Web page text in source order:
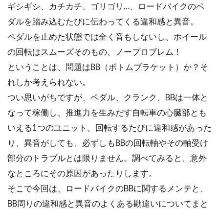
ギシギシ、カチカチ、ゴリゴリ…、ロードバイクのペ
ダルを踏み込むたびに伝わってくる違和感と異音。
ペダルを止めた状態では全く音もしないし、ホイール
の回転はスムーズそのもの、ノープロブレム！
ということは、問題はBB（ボトムブラケット）か？そ
れしか考えられない。
つい思いがちですが、ペダル、クランク、BBは一体と
なって稼働し、推進力を生みだす自転車の心臓部とも
いえる1つのユニット。回転するたびに違和感があった
り、異音がしても、必ずしもBBの回転軸やその軸受け
部分のトラブルとは限りません。調べてみると、意外
なところにその原因があったりします。
そこで今回は、ロードバイクのBBに関するメンテと、
BB周りの違和感と異音のよくある勘違いについてまと